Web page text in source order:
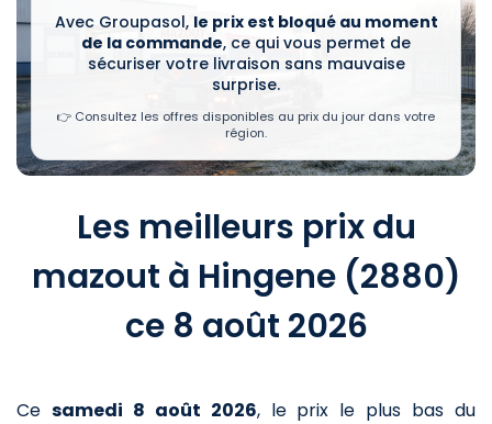
Avec Groupasol, le prix est bloqué au moment
de la commande, ce qui vous permet de
sécuriser votre livraison sans mauvaise
surprise.
👉 Consultez les offres disponibles au prix du jour dans votre
région.
Les meilleurs prix du
mazout à Hingene (2880)
ce 8 août 2026
Ce samedi 8 août 2026, le prix le plus bas du